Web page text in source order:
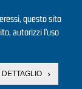
questo sito
autorizzi l’uso